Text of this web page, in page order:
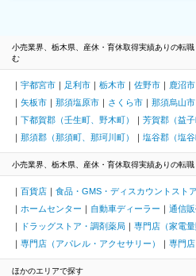
小売業界、栃木県、産休・育休取得実績ありの転
む
宇都宮市 足利市 栃木市 佐野市 鹿沼市
矢板市
那須塩原市 さくら市 那須烏山市
下都賀郡（壬生町、野木町）
芳賀郡（益
那須郡（那須町、那珂川町）
塩谷郡（塩谷
小売業界、栃木県、産休・育休取得実績ありの転
百貨店 食品・GMS・ディスカウントストア
ホームセンター
自動車ディーラー
通信
ドラッグストア・調剤薬局
専門店（家電量
専門店（アパレル・アクセサリー）
専門
ほかのエリアで探す